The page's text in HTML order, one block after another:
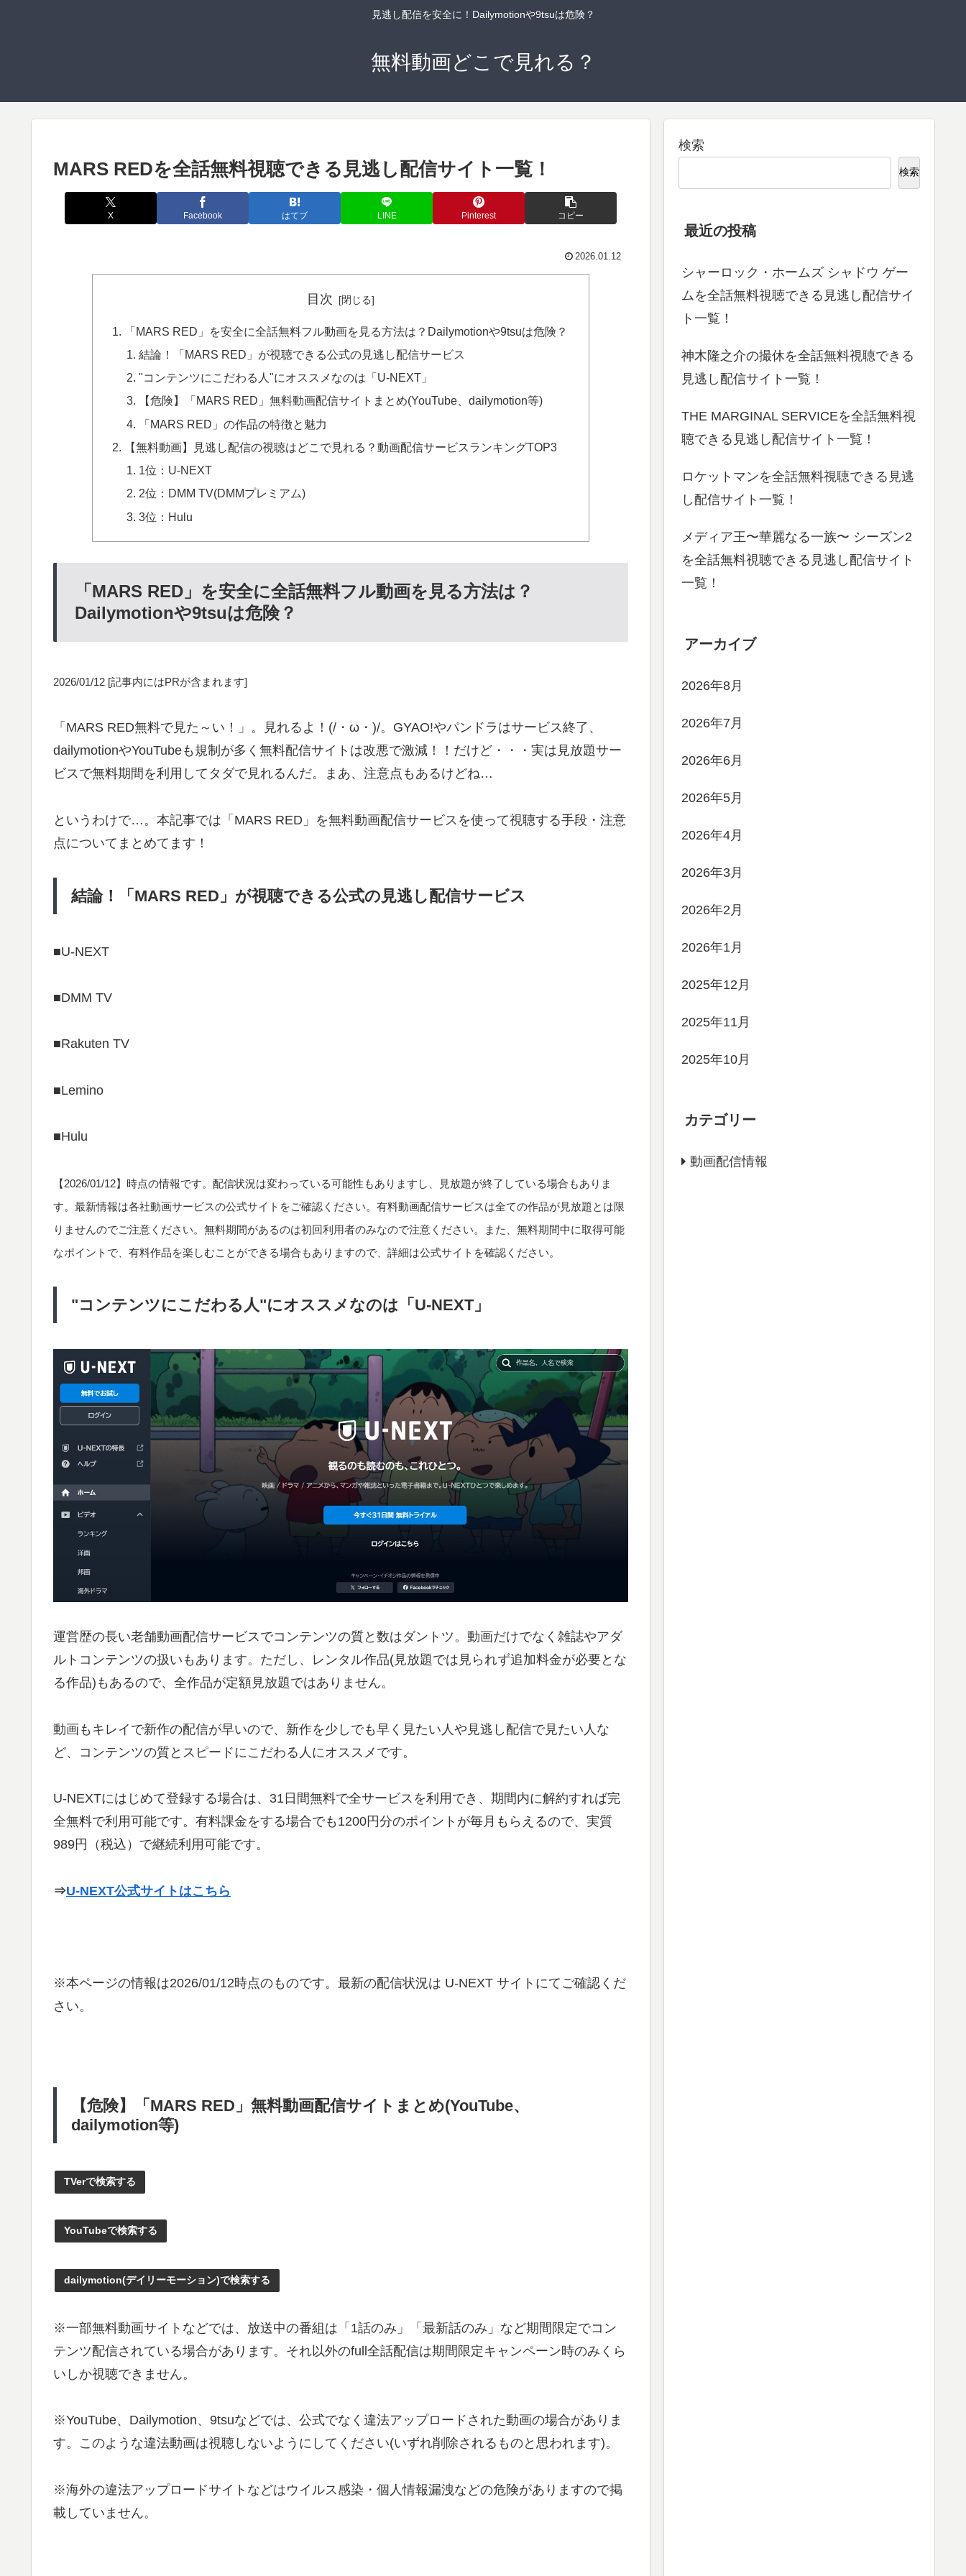
見逃し配信を安全に！Dailymotionや9tsuは危険？
無料動画どこで見れる？
MARS REDを全話無料視聴できる見逃し配信サイト一覧！
X Facebook はてブ LINE Pinterest コピー
2026.01.12
目次
「MARS RED」を安全に全話無料フル動画を見る方法は？Dailymotionや9tsuは危険？
結論！「MARS RED」が視聴できる公式の見逃し配信サービス
"コンテンツにこだわる人"にオススメなのは「U-NEXT」
【危険】「MARS RED」無料動画配信サイトまとめ(YouTube、dailymotion等)
「MARS RED」の作品の特徴と魅力
【無料動画】見逃し配信の視聴はどこで見れる？動画配信サービスランキングTOP3
1位：U-NEXT
2位：DMM TV(DMMプレミアム)
3位：Hulu
「MARS RED」を安全に全話無料フル動画を見る方法は？
Dailymotionや9tsuは危険？
2026/01/12 [記事内にはPRが含まれます]
「MARS RED無料で見た～い！」。見れるよ！(/・ω・)/。GYAO!やパンドラはサービス終了、
dailymotionやYouTubeも規制が多く無料配信サイトは改悪で激減！！だけど・・・実は見放題サー
ビスで無料期間を利用してタダで見れるんだ。まあ、注意点もあるけどね…
というわけで…。本記事では「MARS RED」を無料動画配信サービスを使って視聴する手段・注意
点についてまとめてます！
結論！「MARS RED」が視聴できる公式の見逃し配信サービス
■U-NEXT
■DMM TV
■Rakuten TV
■Lemino
■Hulu
【2026/01/12】時点の情報です。配信状況は変わっている可能性もありますし、見放題が終了している場合もありま
す。最新情報は各社動画サービスの公式サイトをご確認ください。有料動画配信サービスは全ての作品が見放題とは限
りませんのでご注意ください。無料期間があるのは初回利用者のみなので注意ください。また、無料期間中に取得可能
なポイントで、有料作品を楽しむことができる場合もありますので、詳細は公式サイトを確認ください。
"コンテンツにこだわる人"にオススメなのは「U-NEXT」
運営歴の長い老舗動画配信サービスでコンテンツの質と数はダントツ。動画だけでなく雑誌やアダ
ルトコンテンツの扱いもあります。ただし、レンタル作品(見放題では見られず追加料金が必要とな
る作品)もあるので、全作品が定額見放題ではありません。
動画もキレイで新作の配信が早いので、新作を少しでも早く見たい人や見逃し配信で見たい人な
ど、コンテンツの質とスピードにこだわる人にオススメです。
U-NEXTにはじめて登録する場合は、31日間無料で全サービスを利用でき、期間内に解約すれば完
全無料で利用可能です。有料課金をする場合でも1200円分のポイントが毎月もらえるので、実質
989円（税込）で継続利用可能です。
⇒U-NEXT公式サイトはこちら
※本ページの情報は2026/01/12時点のものです。最新の配信状況は U-NEXT サイトにてご確認くだ
さい。
【危険】「MARS RED」無料動画配信サイトまとめ(YouTube、
dailymotion等)
TVerで検索する
YouTubeで検索する
dailymotion(デイリーモーション)で検索する
※一部無料動画サイトなどでは、放送中の番組は「1話のみ」「最新話のみ」など期間限定でコン
テンツ配信されている場合があります。それ以外のfull全話配信は期間限定キャンペーン時のみくら
いしか視聴できません。
※YouTube、Dailymotion、9tsuなどでは、公式でなく違法アップロードされた動画の場合がありま
す。このような違法動画は視聴しないようにしてください(いずれ削除されるものと思われます)。
※海外の違法アップロードサイトなどはウイルス感染・個人情報漏洩などの危険がありますので掲
載していません。
検索
検索
最近の投稿
シャーロック・ホームズ シャドウ ゲー
ムを全話無料視聴できる見逃し配信サイ
ト一覧！
神木隆之介の撮休を全話無料視聴できる
見逃し配信サイト一覧！
THE MARGINAL SERVICEを全話無料視
聴できる見逃し配信サイト一覧！
ロケットマンを全話無料視聴できる見逃
し配信サイト一覧！
メディア王〜華麗なる⼀族〜 シーズン2
を全話無料視聴できる見逃し配信サイト
一覧！
アーカイブ
2026年8月
2026年7月
2026年6月
2026年5月
2026年4月
2026年3月
2026年2月
2026年1月
2025年12月
2025年11月
2025年10月
カテゴリー
動画配信情報